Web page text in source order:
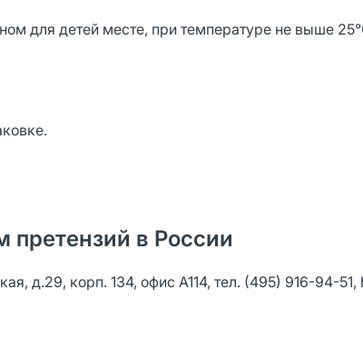
для детей месте, при температуре не выше
претензий в России
д.29, корп. 134, офис А114, тел. (495) 916-94-51,